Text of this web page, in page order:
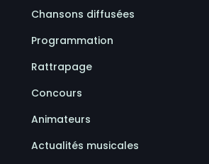
Chansons diffusées
Programmation
Rattrapage
Concours
Animateurs
Actualités musicales